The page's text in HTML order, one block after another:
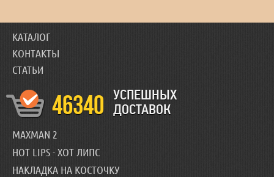
КАТАЛОГ
КОНТАКТЫ
СТАТЬИ
46340
УСПЕШНЫХ
ДОСТАВОК
MAXMAN 2
HOT LIPS - ХОТ ЛИПС
НАКЛАДКА НА КОСТОЧКУ